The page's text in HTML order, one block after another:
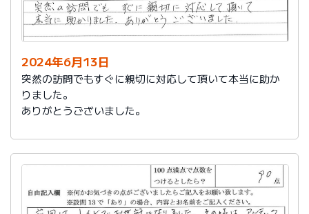
2024年6月13日
突然の訪問でもすぐに親切に対応して頂いて本当に助か
りました。
ありがとうございました。